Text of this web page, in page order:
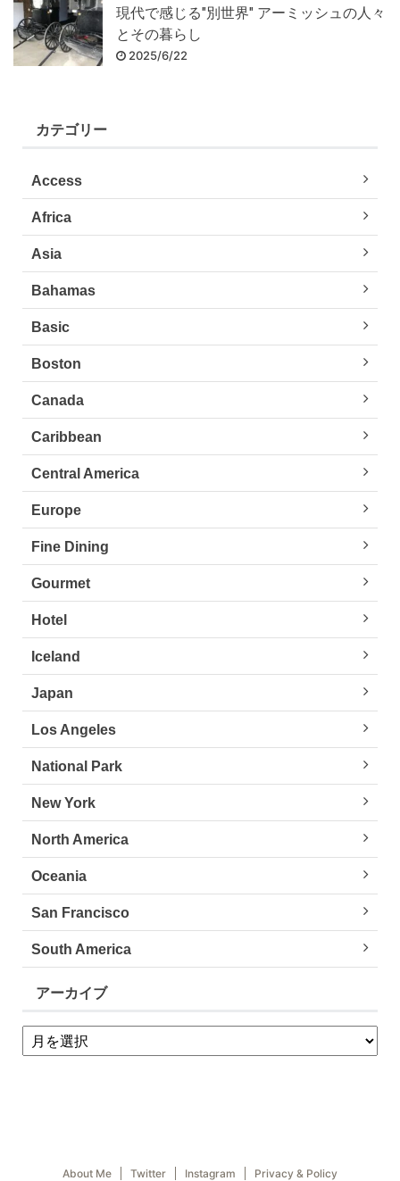
現代で感じる"別世界" アーミッシュの人々
とその暮らし
2025/6/22
カテゴリー
Access
Africa
Asia
Bahamas
Basic
Boston
Canada
Caribbean
Central America
Europe
Fine Dining
Gourmet
Hotel
Iceland
Japan
Los Angeles
National Park
New York
North America
Oceania
San Francisco
South America
アーカイブ
About Me Twitter Instagram Privacy & Policy